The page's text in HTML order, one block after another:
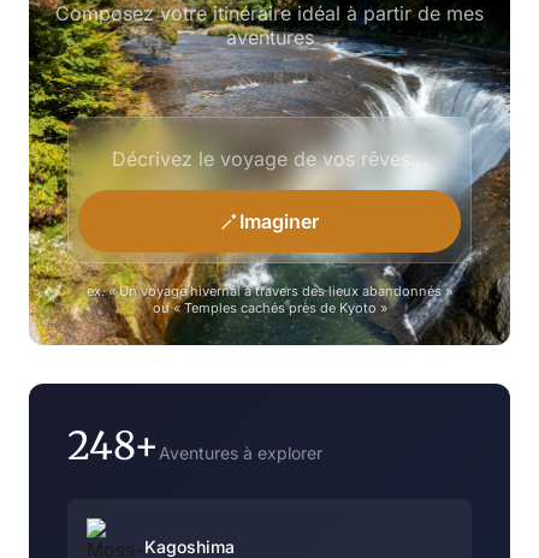
Composez votre itinéraire idéal à partir de mes
aventures
Imaginer
ex. « Un voyage hivernal à travers des lieux abandonnés »
ou « Temples cachés près de Kyoto »
248+ Aventures à explorer
Kagoshima